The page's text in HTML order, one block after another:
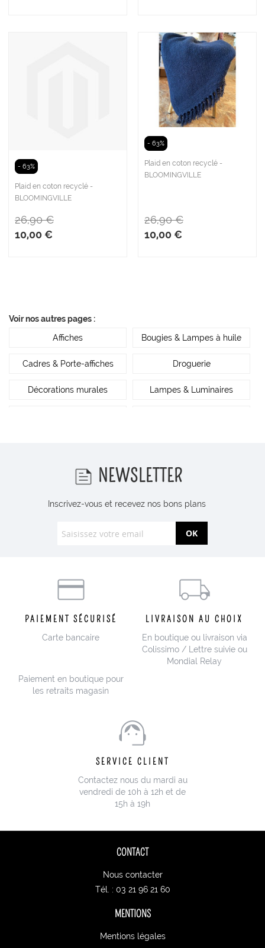
- 63%
Plaid en coton recyclé -
BLOOMINGVILLE
10,00 €
26,90 €
- 63%
Plaid en coton recyclé -
BLOOMINGVILLE
10,00 €
26,90 €
Voir nos autres pages :
Affiches
Bougies & Lampes à huile
Cadres & Porte-affiches Droguerie
Décorations murales Lampes & Luminaires
Vases NEWSLETTER
Inscrivez-vous et recevez nos bons plans
OK
PAIEMENT SÉCURISÉ
Carte bancaire
Paiement en boutique pour
les retraits magasin
LIVRAISON AU CHOIX
En boutique ou livraison via
Colissimo / Lettre suivie ou
Mondial Relay
SERVICE CLIENT
Contactez nous du mardi au
vendredi de 10h à 12h et de
15h à 19h
CONTACT
Nous contacter
Tél. : 03 21 96 21 60
MENTIONS
Mentions légales